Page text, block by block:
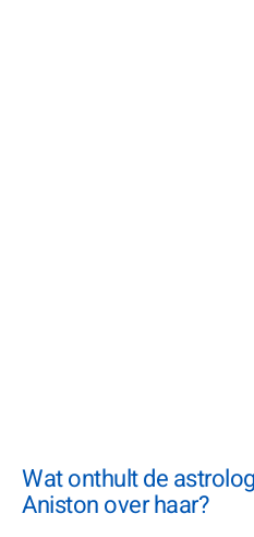
Wat onthult de
Aniston over haar?